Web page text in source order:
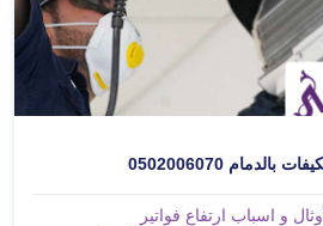
0502006070
و اسباب ارتفاع فواتير